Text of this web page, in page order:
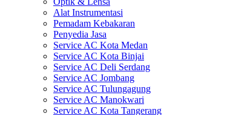
Alat Instrumentasi
Pemadam Kebakaran
Penyedia Jasa
Service AC Kota Medan
Service AC Kota Binjai
Service AC Deli Serdang
Service AC Jombang
Service AC Tulungagung
Service AC Manokwari
Service AC Kota Tangerang